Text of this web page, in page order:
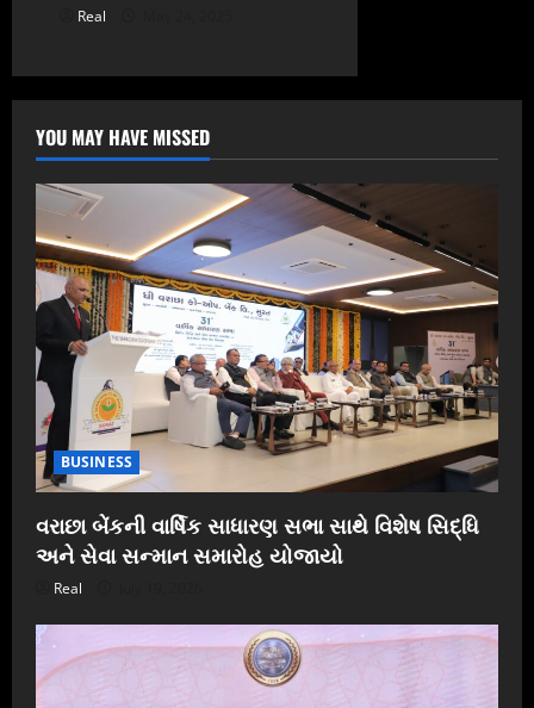
Real
YOU MAY HAVE MISSED
BUSINESS
વરાછા બેંકની વાર્ષિક સાધારણ સભા સાથે વિશેષ સિદ્ધિ
અને સેવા સન્માન સમારોહ યોજાયો
Real